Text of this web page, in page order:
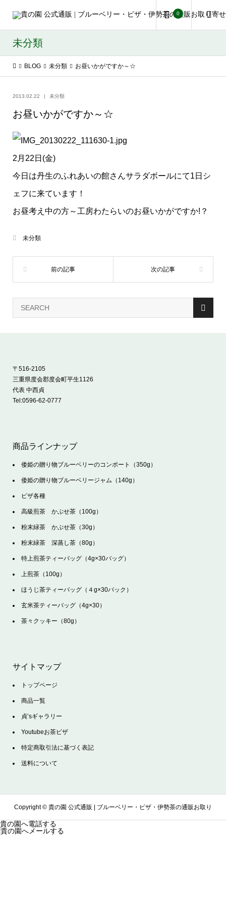
0
未分類
BLOG 未分類 お昼いかがですか～☆
2013.02.22 未分類
お昼いかがですか～☆
2月22日(金)
今日は丹生のふれあいの館さんサラダボールにて1日シ
ェフに来ています！
お昼考え中の方～工房わたらいのお昼いかがですか!？
未分類
〒516-2105
三重県度会郡度会町平生1126
代表 中西貞
Tel:0596-62-0777
商品ラインナップ
倭姫の贈り物ブルーベリーのコンポート（350g）
倭姫の贈り物ブルーベリージャム（140g）
ピザ各種
高級煎茶 かぶせ茶（100g）
粉末緑茶 かぶせ茶（30g）
粉末緑茶 深蒸し茶（80g）
特上煎茶ティーバッグ（4g×30バッグ）
上煎茶（100g）
ほうじ茶ティーバッグ（４g×30バック）
玄米茶ティーバッグ（4g×30）
茶々クッキー（80g）
サイトマップ
トップページ
商品一覧
貞’sギャラリー
Youtubeお茶ピザ
特定商取引法に基づく表記
送料について
Copyright © 貴の園 公式通販 | ブルーベリー・ピザ・伊勢茶の通販お取り
貴の園へ電話する
貴の園へメールする